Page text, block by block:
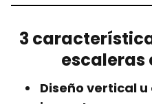
3
Diseño vertical